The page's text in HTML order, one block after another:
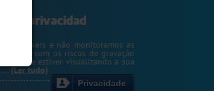
de hackers e não monitoramos as
cuidado com os riscos de gravação
que estiver visualizando a sua
(Ler tudo)
Privacidade